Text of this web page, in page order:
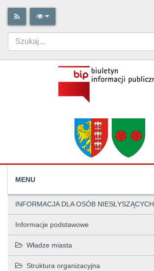
MENU
INFORMACJA DLA OSÓB NIESŁYSZĄCYCH
Informacje podstawowe
Władze miasta
Struktura organizacyjna